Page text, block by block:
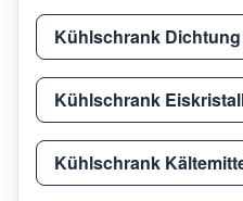
Bosch
Bosch
Kühlschrank
Kühlschrank
Kühlschrank